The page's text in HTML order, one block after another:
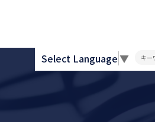
Select Language▼